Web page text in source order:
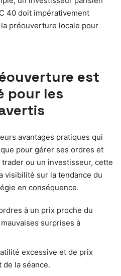
40 doit impérativement
préouverture locale pour
est
pour les
avantages pratiques qui
pour gérer ses ordres et
ou un investisseur, cette
visibilité sur la tendance du
en conséquence.
à un prix proche du
surprises à
excessive et de prix
de la séance.